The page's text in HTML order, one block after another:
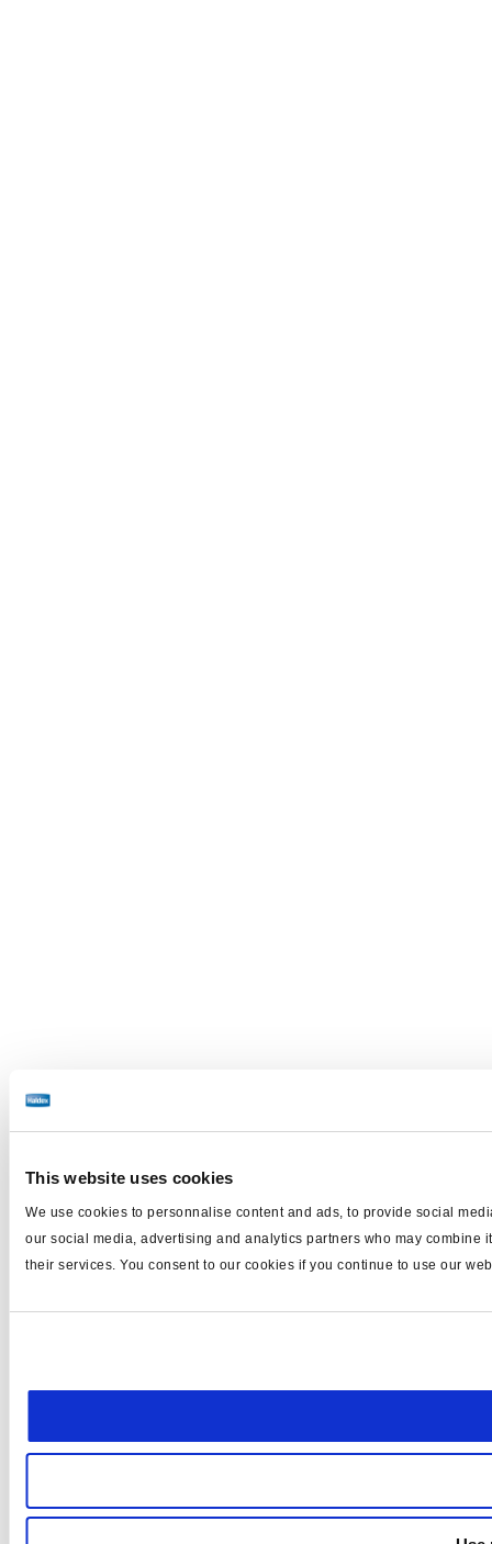
This website uses cookies
We use cookies to personnalise content and ads, to provide social
our social media, advertising and analytics partners who may combine
their services. You consent to our cookies if you continue to use our